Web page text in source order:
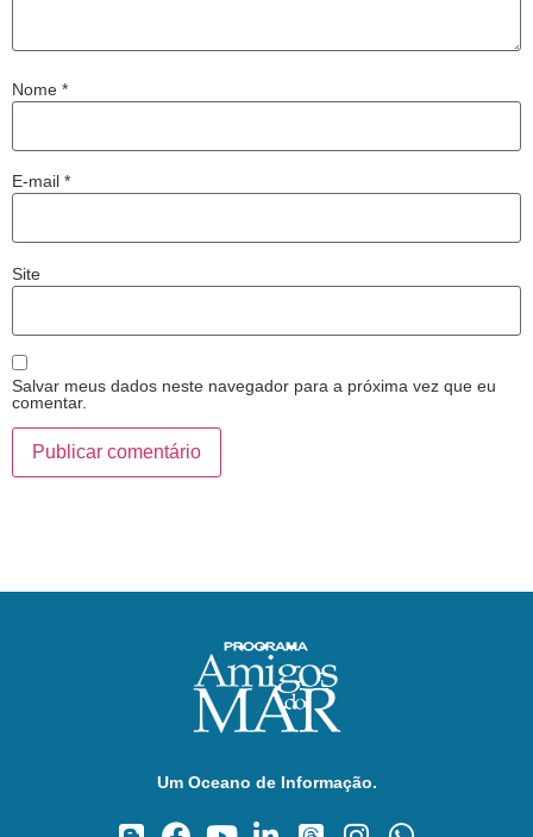
Nome *
E-mail *
Site
Salvar meus dados neste navegador para a próxima vez que eu
comentar.
Um Oceano de Informação.